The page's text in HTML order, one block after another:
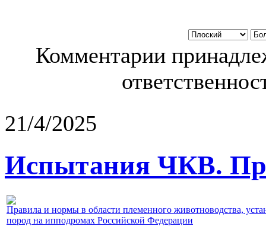
Комментарии
21/4/2025
Испытания ЧКВ.
Правила и нормы в области племенного животноводства,
пород на ипподромах Российской Федерации